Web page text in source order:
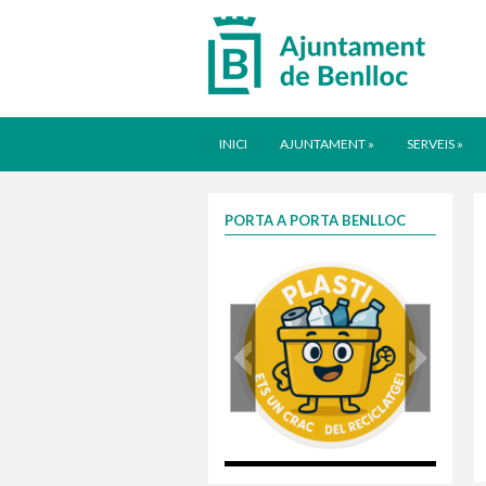
INICI AJUNTAMENT » SERVEIS »
PORTA A PORTA BENLLOC